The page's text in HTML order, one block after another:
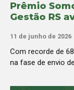
Prêmio
Gestão RS
11 de junho de 2026
Com recorde de
na fase de envio